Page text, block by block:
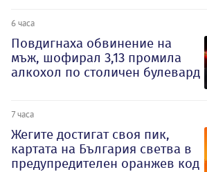
6 часа
Повдигнаха обвинение на
мъж, шофирал 3,13 промила
алкохол по столичен булевард
7 часа
Жегите достигат своя пик,
картата на България светва в
предупредителен оранжев код